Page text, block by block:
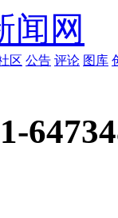
闻网
区 公告 评论 图库